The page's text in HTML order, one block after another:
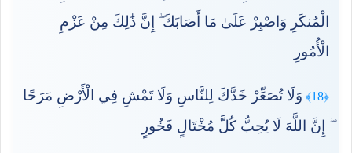
الْمُنكَرِ وَاصْبِرْ عَلَىٰ مَا أَصَابَكَ ۖ إِنَّ ذَٰلِكَ مِنْ عَزْمِ
الْأُمُورِ
﴿18﴾
وَلَا تُصَعِّرْ خَدَّكَ لِلنَّاسِ وَلَا تَمْشِ فِي الْأَرْضِ مَرَحًا
ۖ إِنَّ اللَّهَ لَا يُحِبُّ كُلَّ مُخْتَالٍ فَخُورٍ